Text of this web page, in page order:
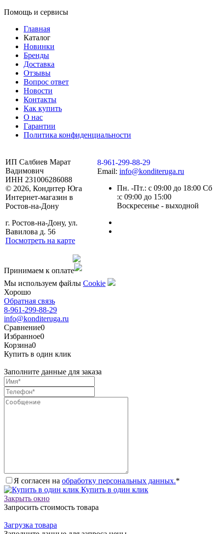
Помощь и сервисы
Главная
Каталог
Новинки
Бренды
Доставка
Отзывы
Вопрос ответ
Новости
Контакты
Как купить
О нас
Гарантии
Политика конфиденциальности
ИП Салбиев Марат
Вадимович
ИНН 231006286088
© 2026, Кондитер Юга
Интернет-магазин в
Ростов-на-Дону
г. Ростов-на-Дону, ул.
Вавилова д. 56
Посмотреть на карте
8-961-299-88-29
Email: info@konditeruga.ru
Пн. -Пт.: с 09:00 до 18:00 Сб
:с 09:00 до 15:00
Воскресенье - выходной
Принимаем к оплате
Мы используем файлы Сookie
Хорошо
Обратная связь
8-961-299-88-29
info@konditeruga.ru
Сравнение0
Избранное0
Корзина0
Купить в один клик
Заполните данные для заказа
Я согласен на обработку персональных данных.*
Купить в один клик
Закрыть окно
Запросить стоимость товара
Загрузка товара